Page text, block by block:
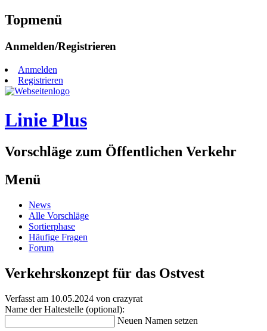
Topmenü
Zum
springen
Anmelden/Registrieren
Anmelden
Registrieren
Linie Plus
Vorschläge zum Öffentlichen Verkehr
Menü
Zum
Inhalt
springen
News
Alle Vorschläge
Sortierphase
Häufige Fragen
Forum
Verkehrskonzept für das Ostvest
Verfasst am 10.05.2024 von crazyrat
Name der Haltestelle (optional):
Neuen Namen setzen